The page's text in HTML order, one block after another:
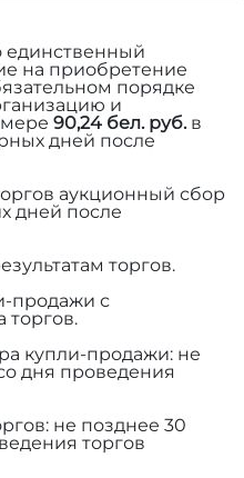
единственный
на приобретение
порядке
и
90,24 бел. руб.в
дней после
аукционный сбор
дней после
торгов.
продажи с
торгов.
купли-продажи: не
дня проведения
не позднее 30
торгов